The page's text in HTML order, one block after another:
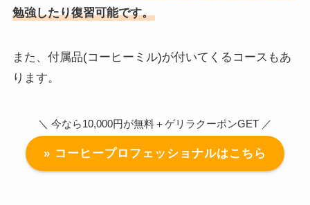
勉強したり復習可能です。
また、付属品(コーヒーミル)が付いてくるコースもあ
ります。
＼ 今なら10,000円が無料＋ゲリラクーポンGET ／
» コーヒープロフェッショナルはこちら